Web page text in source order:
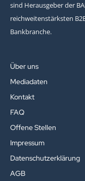
sind Herausgeber der
reichweitenstärksten
Bankbranche.
Über uns
Mediadaten
Kontakt
FAQ
Offene Stellen
Impressum
Datenschutzerklärung
AGB